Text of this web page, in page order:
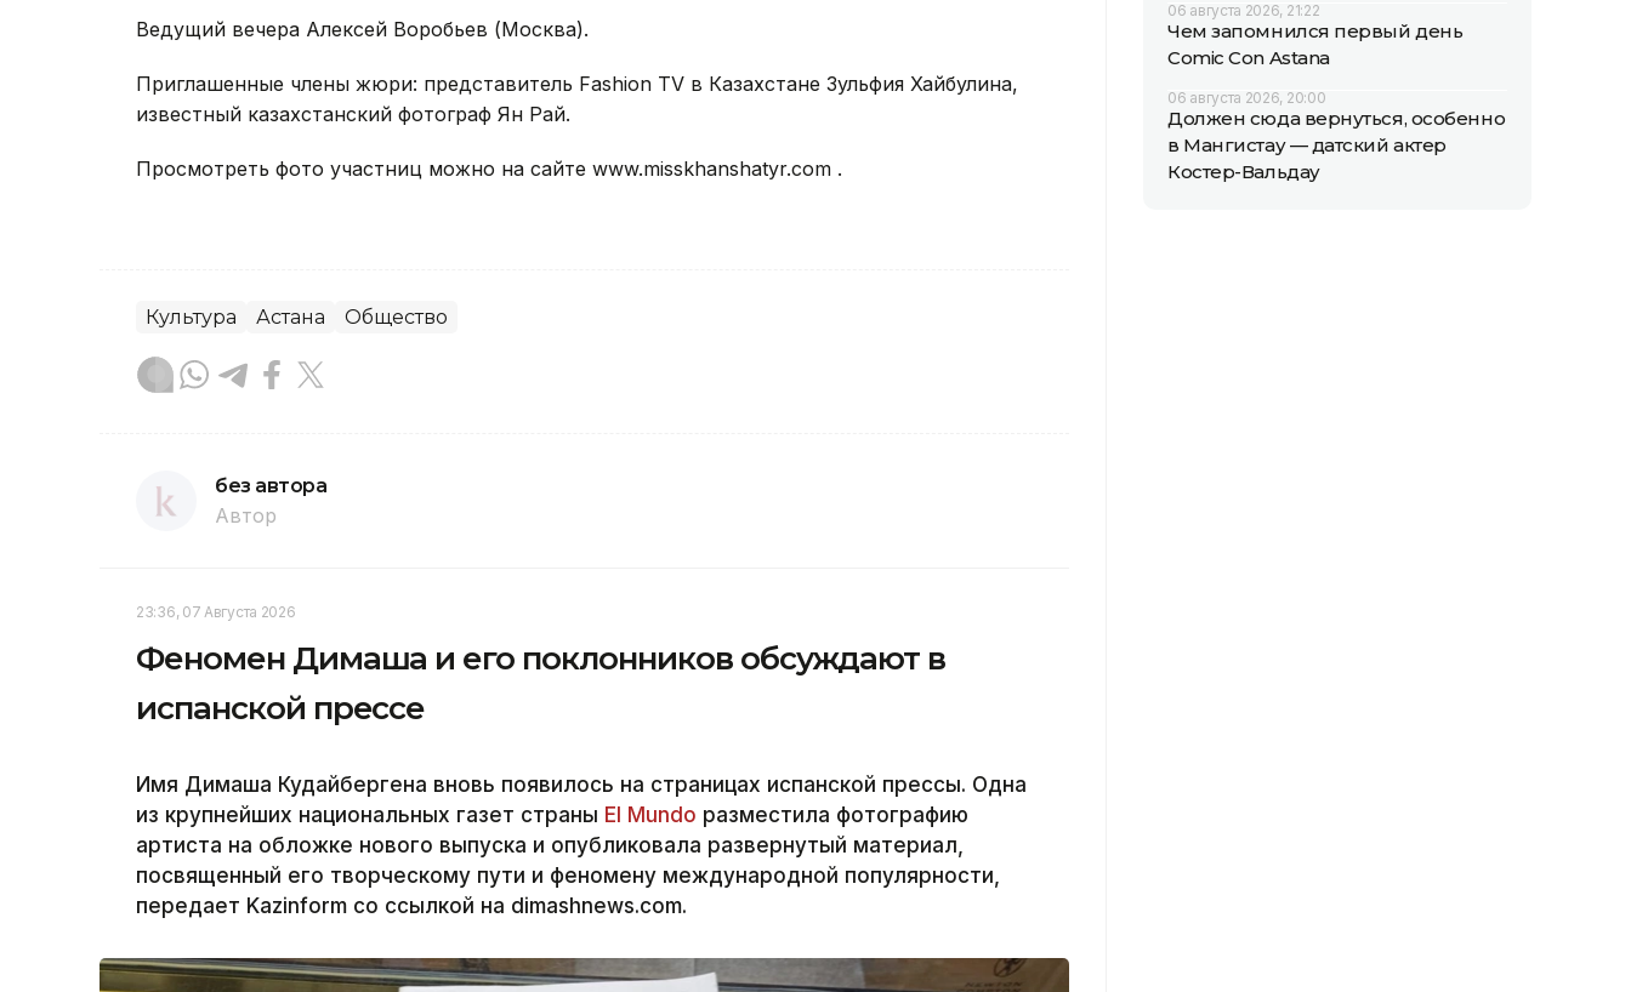
Ведущий вечера Алексей Воробьев (Москва).
Приглашенные члены жюри: представитель Fashion TV в Казахстане Зульфия Хайбулина,
известный казахстанский фотограф Ян Рай.
Просмотреть фото участниц можно на сайте www.misskhanshatyr.com .
Культура Астана Общество
без автора
Автор
23:36, 07 Августа 2026
Феномен Димаша и его поклонников обсуждают в
испанской прессе
Имя Димаша Кудайбергена вновь появилось на страницах испанской прессы. Одна
из крупнейших национальных газет страны El Mundo разместила фотографию
артиста на обложке нового выпуска и опубликовала развернутый материал,
посвященный его творческому пути и феномену международной популярности,
передает Kazinform со ссылкой на dimashnews.com.
06 августа 2026, 21:22
Чем запомнился первый день
Comic Con Astana
06 августа 2026, 20:00
Должен сюда вернуться, особенно
в Мангистау — датский актер
Костер-Вальдау